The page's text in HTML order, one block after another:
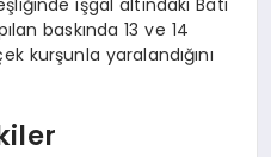
baskında 13 ve 14
kurşunla yaralandığını